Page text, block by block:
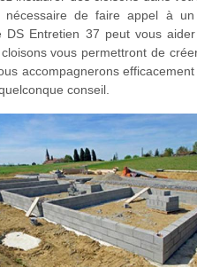
de faire appel à un
DS Entretien 37 peut vous
vous permettront de
accompagnerons
conseil.